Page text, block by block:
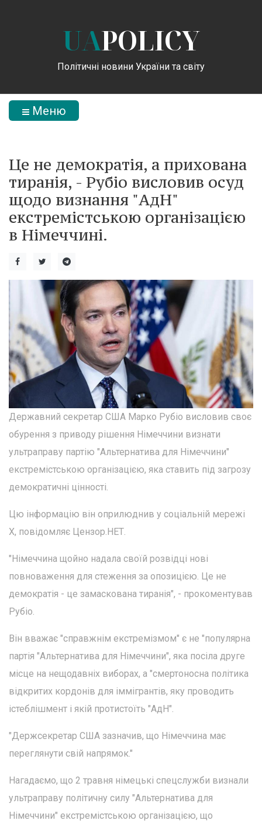
UAPOLICY
Політичні новини України та світу
Меню
Це не демократія, а прихована
тиранія, - Рубіо висловив осуд
щодо визнання "АдН"
екстремістською організацією
в Німеччині.
Державний секретар США Марко Рубіо висловив своє
обурення з приводу рішення Німеччини визнати
ультраправу партію "Альтернатива для Німеччини"
екстремістською організацією, яка ставить під загрозу
демократичні цінності.
Цю інформацію він оприлюднив у соціальній мережі
Х, повідомляє Цензор.НЕТ.
"Німеччина щойно надала своїй розвідці нові
повноваження для стеження за опозицією. Це не
демократія - це замаскована тиранія", - прокоментував
Рубіо.
Він вважає "справжнім екстремізмом" є не "популярна
партія "Альтернатива для Німеччини", яка посіла друге
місце на нещодавніх виборах, а "смертоносна політика
відкритих кордонів для іммігрантів, яку проводить
істеблішмент і якій протистоїть "АдН".
"Держсекретар США зазначив, що Німеччина має
переглянути свій напрямок."
Нагадаємо, що 2 травня німецькі спецслужби визнали
ультраправу політичну силу "Альтернатива для
Німеччини" екстремістською організацією, що